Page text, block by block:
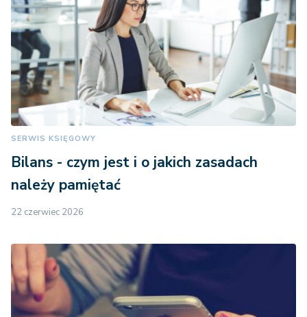
SERWIS KSIĘGOWY
Bilans - czym jest i o jakich zasadach
należy pamiętać
22 czerwiec 2026